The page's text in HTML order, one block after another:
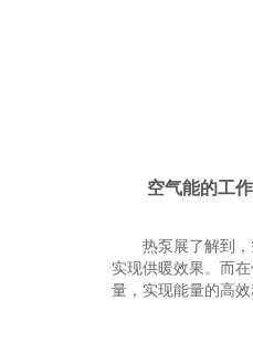
空气能的工
热泵展了解到，空
实现供暖效果。而
量，实现能量的高效